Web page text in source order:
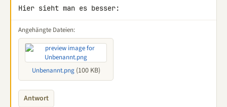
Hier sieht man es besser:
Angehängte Dateien:
Unbenannt.png(100 KB)
Antwort